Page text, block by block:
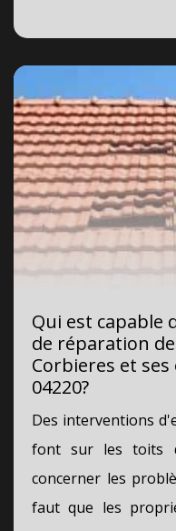
Qui est capable
de réparation
Corbieres et
04220?
Des interventions
font sur les toits
concerner les
faut que les